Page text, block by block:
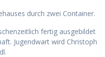
durch zwei Container.
fertig ausgebildet
Jugendwart wird Christoph